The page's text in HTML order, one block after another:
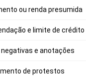
ou renda presumida
e limite de crédito
negativas e anotações
de protestos